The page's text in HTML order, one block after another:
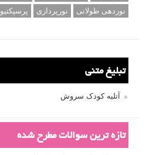
نوردهی طولانی
نورپردازی پرسپکتیو
تبلیغ متنی
آتلیه کودک سروش
تازه ترین سوالات مطرح شده